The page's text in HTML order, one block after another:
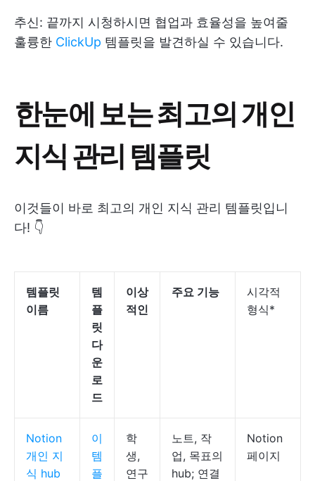
추신: 끝까지 시청하시면 협업과 효율성을 높여줄
훌륭한 ClickUp 템플릿을 발견하실 수 있습니다.
한눈에 보는 최고의 개인
지식 관리 템플릿
이것들이 바로 최고의 개인 지식 관리 템플릿입니
다! 👇
템플릿
이름
템
플
릿
다
운
로
드
이상
적인
주요 기능
시각적
형식*
Notion
개인 지
식 hub
이
템
플
학
생,
연구
노트, 작
업, 목표의
hub; 연결
Notion
페이지